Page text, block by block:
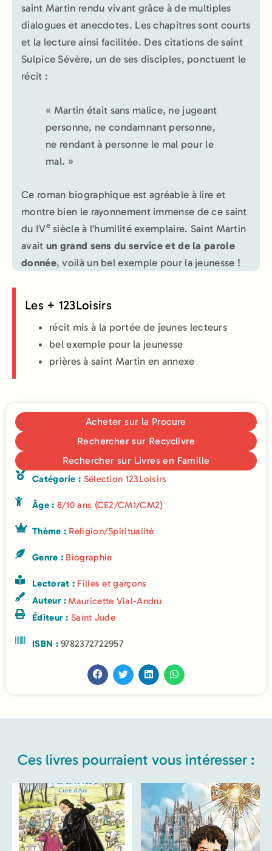
saint Martin rendu vivant grâce à de multiples
dialogues et anecdotes. Les chapitres sont courts
et la lecture ainsi facilitée. Des citations de saint
Sulpice Sévère, un de ses disciples, ponctuent le
récit :
« Martin était sans malice, ne jugeant
personne, ne condamnant personne,
ne rendant à personne le mal pour le
mal. »
Ce roman biographique est agréable à lire et
montre bien le rayonnement immense de ce saint
du IVesiècle à l’humilité exemplaire. Saint Martin
avait un grand sens du service et de la parole
donnée, voilà un bel exemple pour la jeunesse !
Les + 123Loisirs
récit mis à la portée de jeunes lecteurs
bel exemple pour la jeunesse
prières à saint Martin en annexe
Acheter sur la Procure
Rechercher sur Recyclivre
Rechercher sur Livres en Famille
Catégorie : Sélection 123Loisirs
Âge : 8/10 ans (CE2/CM1/CM2)
Thème : Religion/Spiritualité
Genre : Biographie
Lectorat : Filles et garçons
Auteur :Mauricette Vial-Andru
Éditeur : Saint Jude
ISBN :9782372722957
Ces livres pourraient vous intéresser :